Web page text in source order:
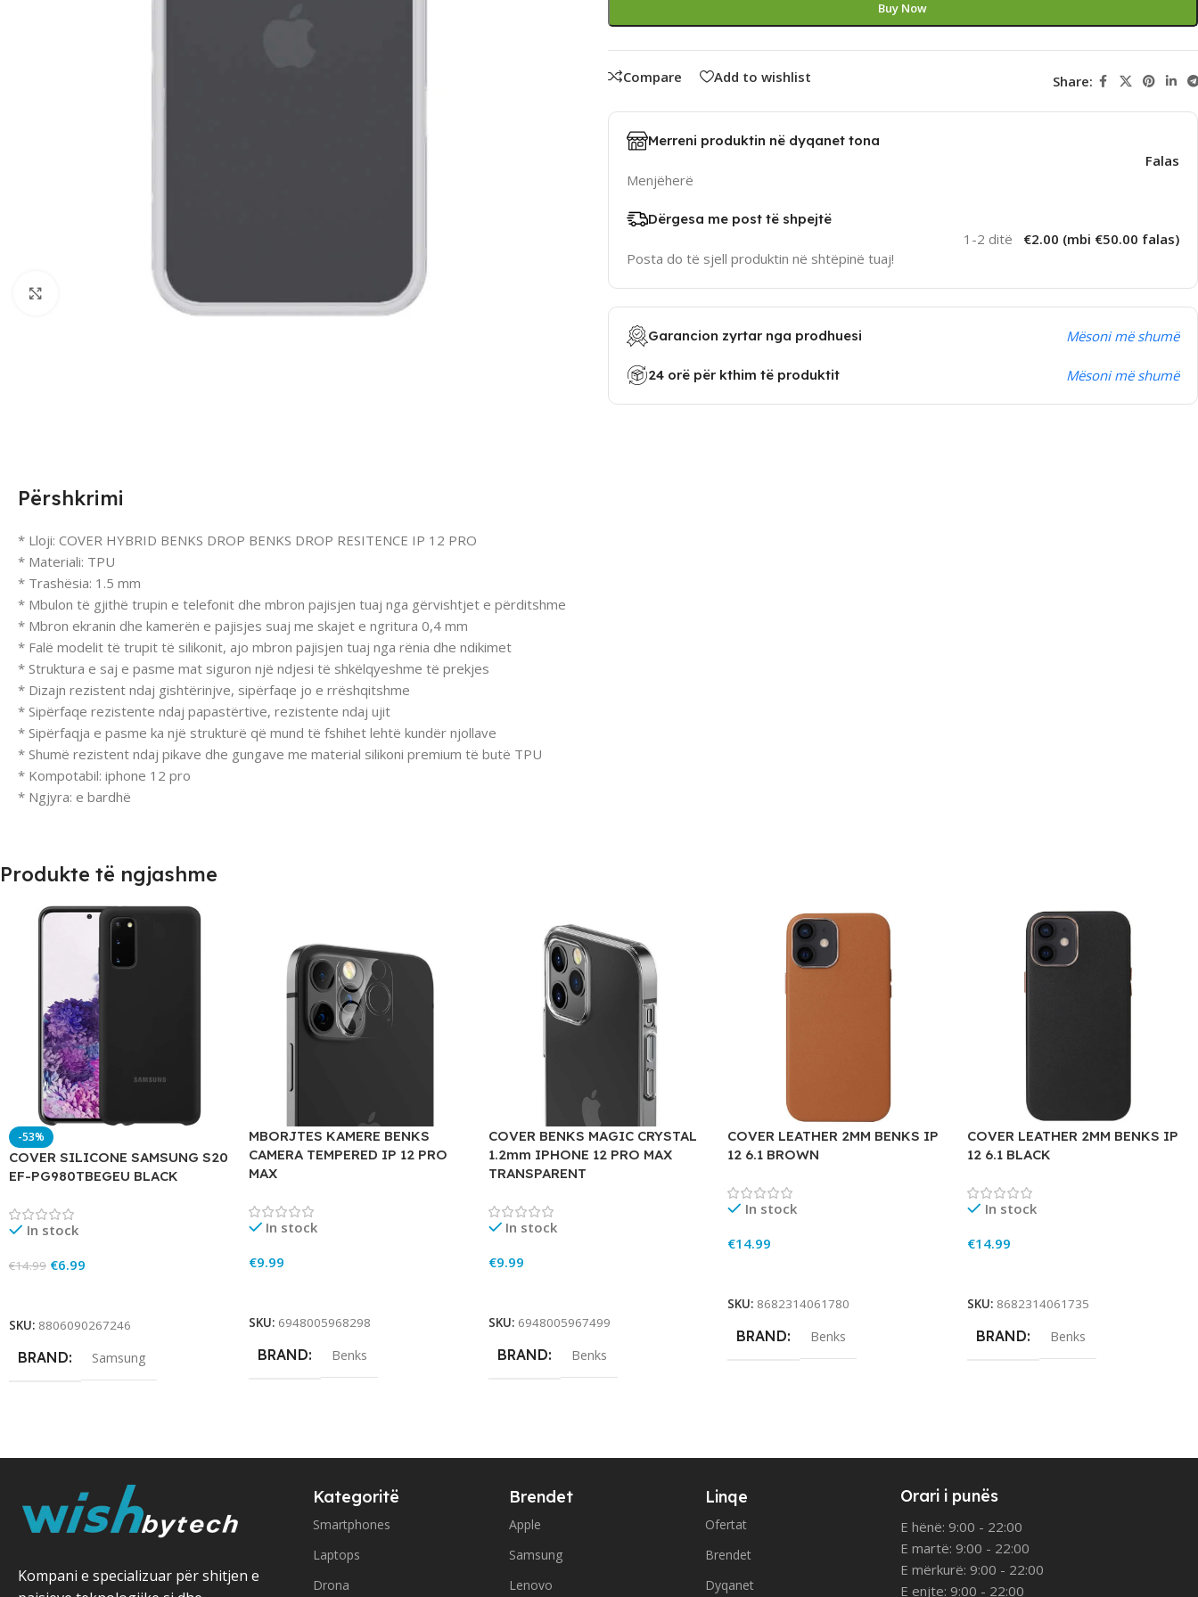
Buy Now
Compare Add to wishlist Share:
Merreni produktin në dyqanet tona
Menjëherë
Falas
Dërgesa me post të shpejtë
Posta do të sjell produktin në shtëpinë tuaj!
1-2 ditë €2.00 (mbi €50.00 falas)
Garancion zyrtar nga prodhuesi Mësoni më shumë
24 orë për kthim të produktit Mësoni më shumë
Përshkrimi
* Lloji: COVER HYBRID BENKS DROP BENKS DROP RESITENCE IP 12 PRO
* Materiali: TPU
* Trashësia: 1.5 mm
* Mbulon të gjithë trupin e telefonit dhe mbron pajisjen tuaj nga gërvishtjet e përditshme
* Mbron ekranin dhe kamerën e pajisjes suaj me skajet e ngritura 0,4 mm
* Falë modelit të trupit të silikonit, ajo mbron pajisjen tuaj nga rënia dhe ndikimet
* Struktura e saj e pasme mat siguron një ndjesi të shkëlqyeshme të prekjes
* Dizajn rezistent ndaj gishtërinjve, sipërfaqe jo e rrëshqitshme
* Sipërfaqe rezistente ndaj papastërtive, rezistente ndaj ujit
* Sipërfaqja e pasme ka një strukturë që mund të fshihet lehtë kundër njollave
* Shumë rezistent ndaj pikave dhe gungave me material silikoni premium të butë TPU
* Kompotabil: iphone 12 pro
* Ngjyra: e bardhë
Produkte të ngjashme
-53%
COVER SILICONE SAMSUNG S20
EF-PG980TBEGEU BLACK
In stock
€14.99 €6.99
SKU: 8806090267246
BRAND Samsung
MBORJTES KAMERE BENKS
CAMERA TEMPERED IP 12 PRO
MAX
In stock
€9.99
SKU: 6948005968298
BRAND Benks
COVER BENKS MAGIC CRYSTAL
1.2mm IPHONE 12 PRO MAX
TRANSPARENT
In stock
€9.99
SKU: 6948005967499
BRAND Benks
COVER LEATHER 2MM BENKS IP
12 6.1 BROWN
In stock
€14.99
SKU: 8682314061780
BRAND Benks
COVER LEATHER 2MM BENKS IP
12 6.1 BLACK
In stock
€14.99
SKU: 8682314061735
BRAND Benks
Kompani e specializuar për shitjen e
Kategoritë
Smartphones
Laptops
Drona
Brendet
Apple
Samsung
Lenovo
Linqe
Ofertat
Brendet
Dyqanet
Orari i punës
E hënë: 9:00 - 22:00
E martë: 9:00 - 22:00
E mërkurë: 9:00 - 22:00
E enjte: 9:00 - 22:00